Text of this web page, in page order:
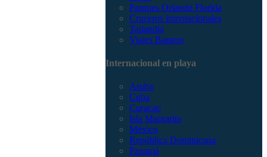
Parques Orlando Florida
Cruceros internacionales
Tailandia
Viajes Baratos
Internacional en playa
Aruba
Cuba
Curacao
Isla Margarita
México
República Dominicana
Panamá